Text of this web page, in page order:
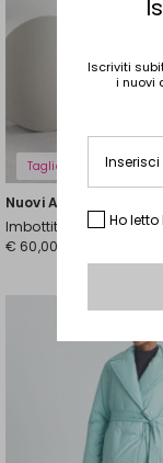
Taglie Comode
Nuovi Arrivi
Imbottito lungo con
€ 60,00
Iscriviti
i nuovi
Ho letto